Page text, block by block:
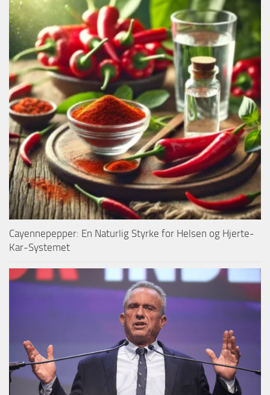
Cayennepepper: En Naturlig Styrke for Helsen og Hjerte-
Kar-Systemet